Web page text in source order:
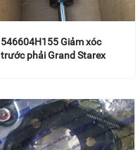
546604H155 Giảm xóc
trước phải Grand Starex